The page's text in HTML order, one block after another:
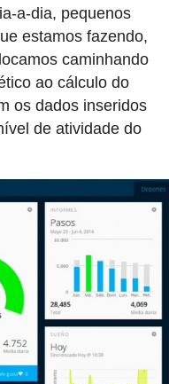
a-dia, pequenos
estamos fazendo,
caminhando
ao cálculo do
os dados inseridos
de atividade do